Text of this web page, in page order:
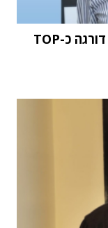
מחקר STKI השנתי: וואן טכנולוגיות דורגה כ-TOP